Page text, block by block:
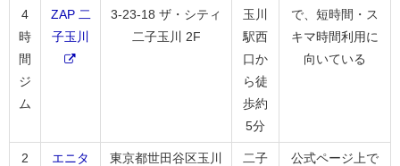
4
時
間
ジ
ム
ZAP 二
子玉川
3-23-18 ザ・シティ
二子玉川 2F
玉川
駅西
口か
ら徒
歩約
5分
で、短時間・ス
キマ時間利用に
向いている
2
エニタ
東京都世田谷区玉川
二子
公式ページ上で